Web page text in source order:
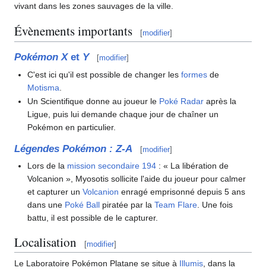
vivant dans les zones sauvages de la ville.
Évènements importants [modifier]
Pokémon Xet Y [modifier]
C'est ici qu'il est possible de changer lesformes de
Motisma
Un Scientifique donne au joueur le Poké Radar après la
Ligue, puis lui demande chaque jour de chaîner un
Pokémon en particulier.
Légendes Pokémon : Z-A [modifier]
Lors de la mission secondaire 194 : « La libération de
Volcanion » , Myosotis sollicite l'aide du joueur pour calmer
et capturer unVolcanion enragé emprisonné depuis 5 ans
dans une Poké Ball piratée par laTeam Flare . Une fois
battu, il est possible de le capturer.
Localisation [modifier]
Le Laboratoire Pokémon Platane se situe à Illumis , dans la